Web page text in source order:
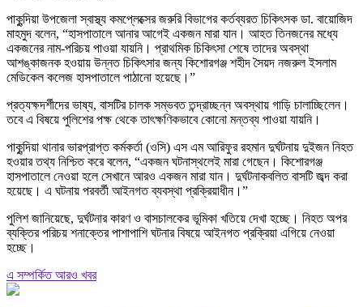
পাকুন্দিয়া উপজেলা স্বাস্থ্য কমপ্লেক্সের জরুরি বিভাগের কর্তব্যরত চিকিৎসক ডা. বায়োজিদ
মাহমুদ বলেন, “হাসপাতালে আনার আগেই একজন মারা যান। আহত তিনজনের মধ্যে
একজনের নাম-পরিচয় পাওয়া যায়নি। প্রাথমিক চিকিৎসা শেষে তাদের অবস্থা
আশঙ্কাজনক হওয়ায় উন্নত চিকিৎসার জন্য কিশোরগঞ্জ শহীদ সৈয়দ নজরুল ইসলাম
মেডিকেল কলেজ হাসপাতালে পাঠানো হয়েছে।”
প্রত্যক্ষদর্শীদের ভাষ্য, বাসটির চালক সম্ভবত তন্দ্রাচ্ছন্ন অবস্থায় গাড়ি চালাচ্ছিলেন।
তবে এ বিষয়ে পুলিশের পক্ষ থেকে তাৎক্ষণিকভাবে কোনো মন্তব্য পাওয়া যায়নি।
পাকুন্দিয়া থানার ভারপ্রাপ্ত কর্মকর্তা (ওসি) এস এম আরিফুর রহমান দুর্ঘটনায় দুইজন নিহত
হওয়ার তথ্য নিশ্চিত করে বলেন, “একজন ঘটনাস্থলেই মারা গেছেন। কিশোরগঞ্জ
হাসপাতালে নেওয়া হলে সেখানে আরও একজন মারা যান। দুর্ঘটনাকবলিত বাসটি জব্দ করা
হয়েছে। এ ঘটনায় পরবর্তী আইনগত ব্যবস্থা প্রক্রিয়াধীন।”
পুলিশ জানিয়েছে, দুর্ঘটনার কারণ ও বাসচালকের ভূমিকা খতিয়ে দেখা হচ্ছে। নিহত অপর
ব্যক্তির পরিচয় শনাক্তের পাশাপাশি ঘটনার বিষয়ে আইনগত প্রক্রিয়া এগিয়ে নেওয়া
হচ্ছে।
এ সম্পর্কিত আরও খবর